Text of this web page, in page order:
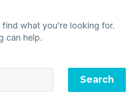
find what you’re looking for.
can help.
Search